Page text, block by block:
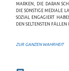
MARKEN, DIE DARAN
DIE SONSTIGE MEDIALE
SOZIAL ENGAGIERT
EN SELTENSTEN FÄLLEN
ZUR GANZEN WAHRHEIT